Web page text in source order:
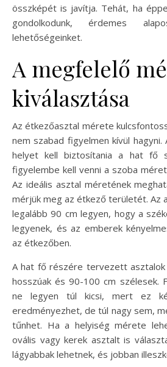
összképét is javítja. Tehát, ha
gondolkodunk, érdemes
lehetőségeinket.
A megfelelő
kiválasztása
Az étkezőasztal mérete
nem szabad figyelmen kívül hagyni.
helyet kell biztosítania a hat fő
figyelembe kell venni a szoba
Az ideális asztal méretének
mérjük meg az étkező területét. Az
legalább 90 cm legyen, hogy a
legyenek, és az emberek
az étkezőben.
A hat fő részére tervezett asztalok
hosszúak és 90-100 cm szélesek.
ne legyen túl kicsi, mert ez
eredményezhet, de túl nagy sem,
tűnhet. Ha a helyiség mérete
ovális vagy kerek asztalt is
lágyabbak lehetnek, és jobban